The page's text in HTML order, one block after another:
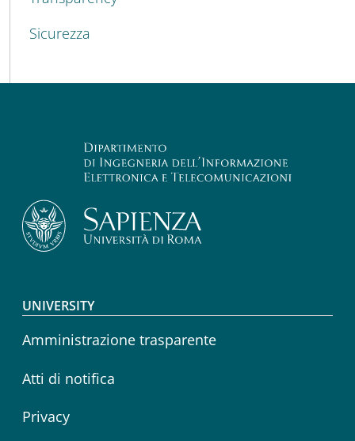
Sicurezza
Footer menu
UNIVERSITY
Amministrazione trasparente
Atti di notifica
Privacy